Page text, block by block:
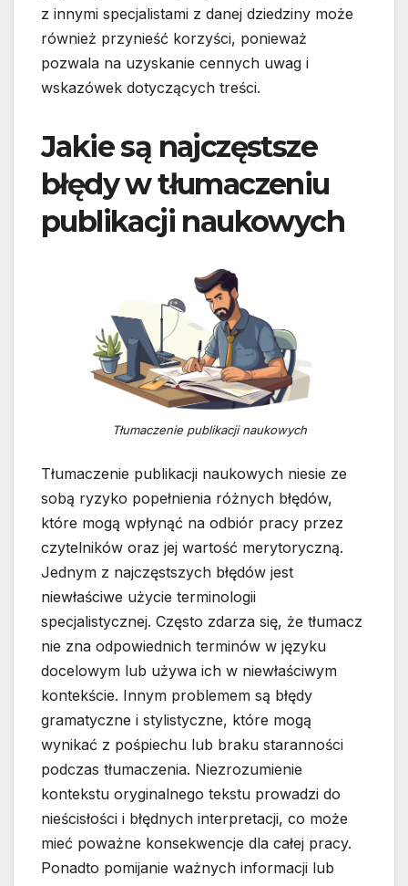
z innymi specjalistami z danej dziedziny może
również przynieść korzyści, ponieważ
pozwala na uzyskanie cennych uwag i
wskazówek dotyczących treści.
Jakie są najczęstsze
błędy w tłumaczeniu
publikacji naukowych
Tłumaczenie publikacji naukowych
Tłumaczenie publikacji naukowych niesie ze
sobą ryzyko popełnienia różnych błędów,
które mogą wpłynąć na odbiór pracy przez
czytelników oraz jej wartość merytoryczną.
Jednym z najczęstszych błędów jest
niewłaściwe użycie terminologii
specjalistycznej. Często zdarza się, że tłumacz
nie zna odpowiednich terminów w języku
docelowym lub używa ich w niewłaściwym
kontekście. Innym problemem są błędy
gramatyczne i stylistyczne, które mogą
wynikać z pośpiechu lub braku staranności
podczas tłumaczenia. Niezrozumienie
kontekstu oryginalnego tekstu prowadzi do
nieścisłości i błędnych interpretacji, co może
mieć poważne konsekwencje dla całej pracy.
Ponadto pomijanie ważnych informacji lub